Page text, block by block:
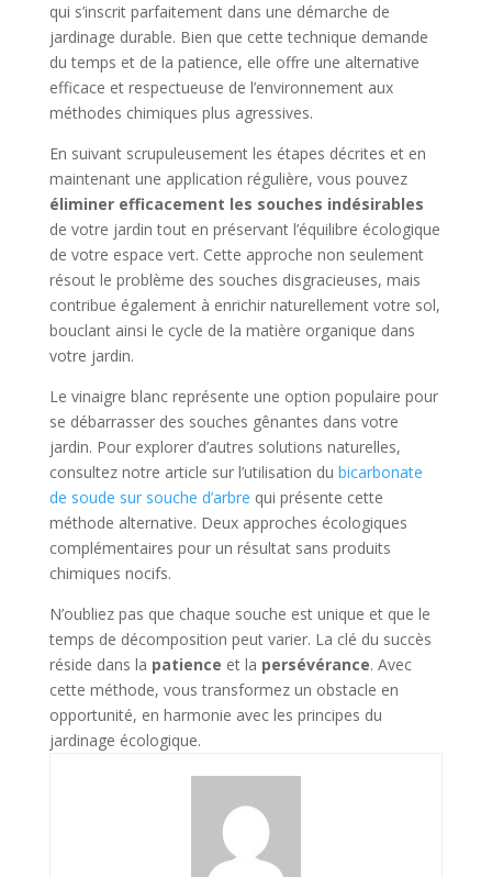
qui s’inscrit parfaitement dans une démarche de
jardinage durable. Bien que cette technique demande
du temps et de la patience, elle offre une alternative
efficace et respectueuse de l’environnement aux
méthodes chimiques plus agressives.
En suivant scrupuleusement les étapes décrites et en
maintenant une application régulière, vous pouvez
éliminer efficacement les souches indésirables
de votre jardin tout en préservant l’équilibre écologique
de votre espace vert. Cette approche non seulement
résout le problème des souches disgracieuses, mais
contribue également à enrichir naturellement votre sol,
bouclant ainsi le cycle de la matière organique dans
votre jardin.
Le vinaigre blanc représente une option populaire pour
se débarrasser des souches gênantes dans votre
jardin. Pour explorer d’autres solutions naturelles,
consultez notre article sur l’utilisation du bicarbonate
de soude sur souche d’arbre qui présente cette
méthode alternative. Deux approches écologiques
complémentaires pour un résultat sans produits
chimiques nocifs.
N’oubliez pas que chaque souche est unique et que le
temps de décomposition peut varier. La clé du succès
réside dans la patience et la persévérance. Avec
cette méthode, vous transformez un obstacle en
opportunité, en harmonie avec les principes du
jardinage écologique.